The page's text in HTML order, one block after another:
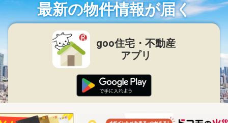
最新の物件情報が届く
goo住宅・不動産
アプリ